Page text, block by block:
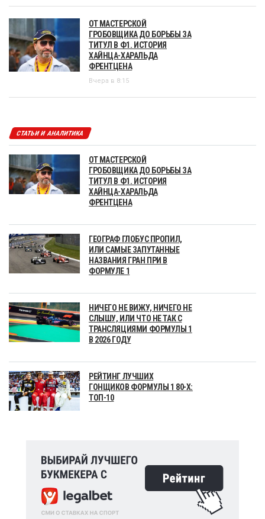
ОТ МАСТЕРСКОЙ
ГРОБОВЩИКА ДО БОРЬБЫ ЗА
ТИТУЛ В Ф1. ИСТОРИЯ
ХАЙНЦА-ХАРАЛЬДА
ФРЕНТЦЕНА
Вчера в 8:15
СТАТЬИ И АНАЛИТИКА
ОТ МАСТЕРСКОЙ
ГРОБОВЩИКА ДО БОРЬБЫ ЗА
ТИТУЛ В Ф1. ИСТОРИЯ
ХАЙНЦА-ХАРАЛЬДА
ФРЕНТЦЕНА
ГЕОГРАФ ГЛОБУС ПРОПИЛ,
ИЛИ САМЫЕ ЗАПУТАННЫЕ
НАЗВАНИЯ ГРАН ПРИ В
ФОРМУЛЕ 1
НИЧЕГО НЕ ВИЖУ, НИЧЕГО НЕ
СЛЫШУ, ИЛИ ЧТО НЕ ТАК С
ТРАНСЛЯЦИЯМИ ФОРМУЛЫ 1
В 2026 ГОДУ
РЕЙТИНГ ЛУЧШИХ
ГОНЩИКОВ ФОРМУЛЫ 1 80-Х:
ТОП-10